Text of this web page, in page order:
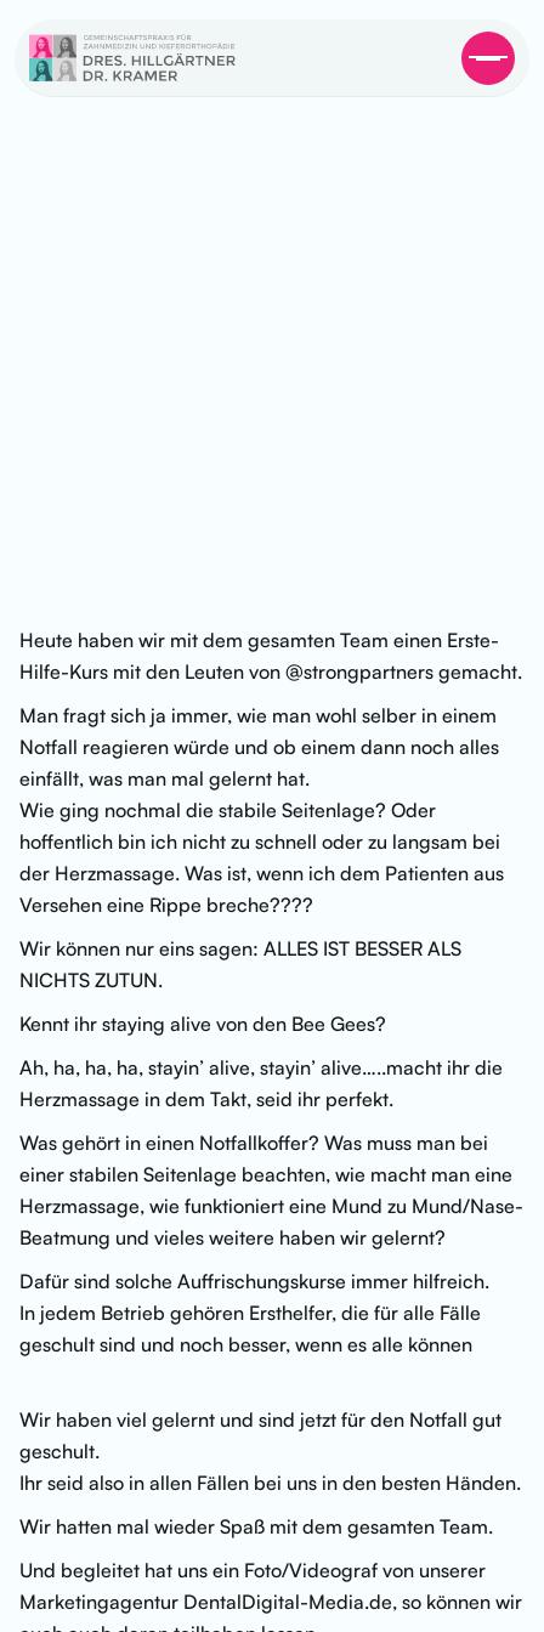
Heute haben wir mit dem gesamten Team einen Erste-
Hilfe-Kurs mit den Leuten von @strongpartners gemacht.
Man fragt sich ja immer, wie man wohl selber in einem
Notfall reagieren würde und ob einem dann noch alles
einfällt, was man mal gelernt hat.
Wie ging nochmal die stabile Seitenlage? Oder
hoffentlich bin ich nicht zu schnell oder zu langsam bei
der Herzmassage. Was ist, wenn ich dem Patienten aus
Versehen eine Rippe breche????
Wir können nur eins sagen: ALLES IST BESSER ALS
NICHTS ZUTUN.
Kennt ihr staying alive von den Bee Gees?
Ah, ha, ha, ha, stayin’ alive, stayin’ alive…..macht ihr die
Herzmassage in dem Takt, seid ihr perfekt.
Was gehört in einen Notfallkoffer? Was muss man bei
einer stabilen Seitenlage beachten, wie macht man eine
Herzmassage, wie funktioniert eine Mund zu Mund/Nase-
Beatmung und vieles weitere haben wir gelernt?
Dafür sind solche Auffrischungskurse immer hilfreich.
In jedem Betrieb gehören Ersthelfer, die für alle Fälle
geschult sind und noch besser, wenn es alle können
Wir haben viel gelernt und sind jetzt für den Notfall gut
geschult.
Ihr seid also in allen Fällen bei uns in den besten Händen.
Wir hatten mal wieder Spaß mit dem gesamten Team.
Und begleitet hat uns ein Foto/Videograf von unserer
Marketingagentur DentalDigital-Media.de, so können wir